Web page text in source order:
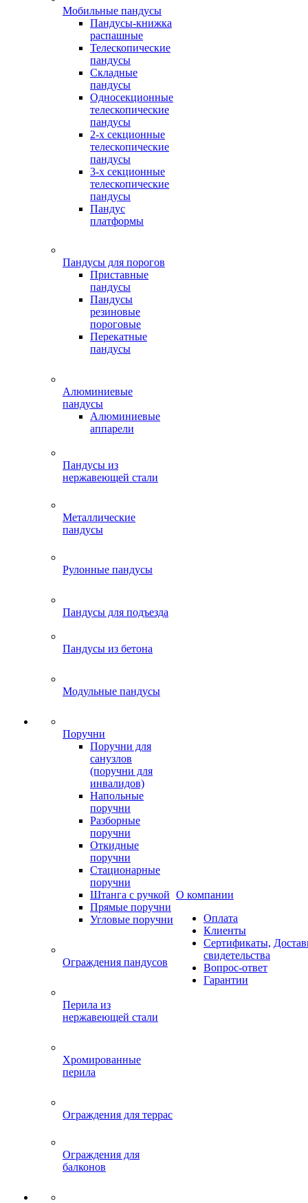
Мобильные пандусы
Пандусы-книжка
распашные
Телескопические
пандусы
Складные
пандусы
Односекционные
телескопические
пандусы
2-х секционные
телескопические
пандусы
3-х секционные
телескопические
пандусы
Пандус
платформы
Пандусы для порогов
Приставные
пандусы
Пандусы
резиновые
пороговые
Перекатные
пандусы
Алюминиевые
пандусы
Алюминиевые
аппарели
Пандусы из
нержавеющей стали
Металлические
пандусы
Рулонные пандусы
Пандусы для подъезда
Пандусы из бетона
Модульные пандусы
Поручни
Поручни для
санузлов
(поручни для
инвалидов)
Напольные
поручни
Разборные
поручни
Откидные
поручни
Стационарные
поручни
Штанга с ручкой
Прямые поручни
Угловые поручни
Ограждения пандусов
Перила из
нержавеющей стали
Хромированные
перила
Ограждения для террас
Ограждения для
балконов
О компании
Оплата
Клиенты
Сертификаты,
свидетельства
Вопрос-ответ
Гарантии